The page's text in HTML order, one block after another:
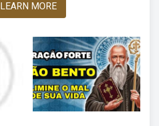
LEARN MORE